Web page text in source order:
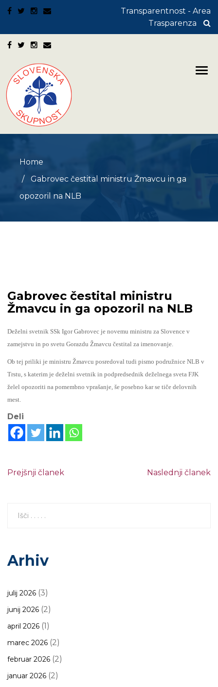
Transparentnost - Area
Trasparenza
Home
Gabrovec čestital ministru Žmavcu in ga
opozoril na NLB
Gabrovec čestital ministru
Žmavcu in ga opozoril na NLB
Deželni svetnik SSk Igor Gabrovec je novemu ministru za Slovence v
zamejstvu in po svetu Gorazdu Žmavcu čestital za imenovanje.
Ob tej priliki je ministru Žmavcu posredoval tudi pismo podružnice NLB v
Trstu, s katerim je deželni svetnik in podpredsednik deželnega sveta FJK
želel opozoriti na pomembno vprašanje, še posebno kar se tiče delovnih
mest.
Deli
Prejšnji članek Naslednji članek
Arhiv
julij 2026 (3)
junij 2026 (2)
april 2026 (1)
marec 2026 (2)
februar 2026 (2)
januar 2026 (2)